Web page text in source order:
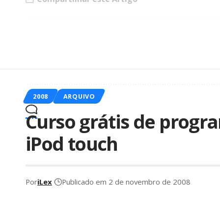
2008 ARQUIVO
Curso grátis de
iPod touch
PoriLex Publicado em 2 de novembro de 2008